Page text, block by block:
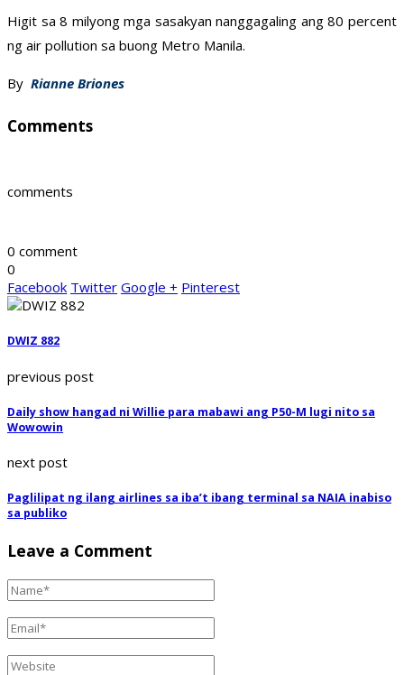
Higit sa 8 milyong mga sasakyan nanggagaling ang 80 percent
ng air pollution sa buong Metro Manila.
By Rianne Briones
Comments
comments
0 comment
0
Facebook Twitter Google + Pinterest
DWIZ 882
previous post
Daily show hangad ni Willie para mabawi ang P50-M lugi nito sa
Wowowin
next post
Paglilipat ng ilang airlines sa iba’t ibang terminal sa NAIA inabiso
sa publiko
Leave a Comment